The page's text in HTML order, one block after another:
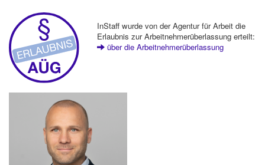
InStaff wurde von der Agentur für Arbeit die
Erlaubnis zur Arbeitnehmerüberlassung erteilt:
über die Arbeitnehmerüberlassung